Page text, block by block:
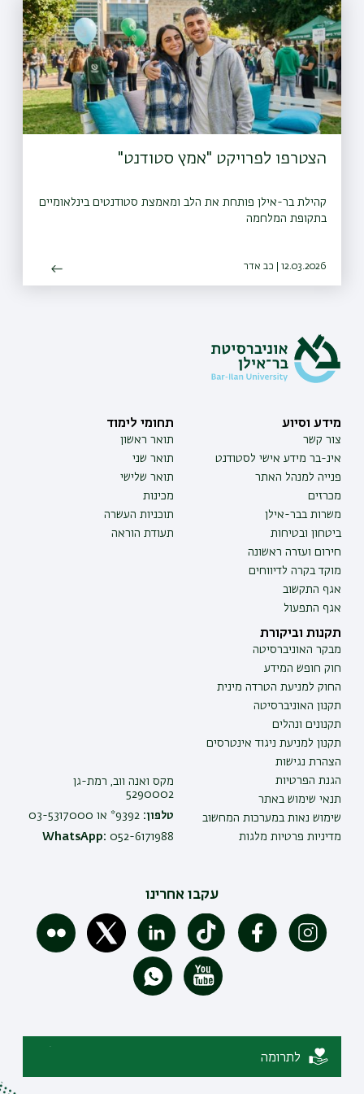
הצטרפו לפרויקט "אמץ סטודנט"
קהילת בר-אילן פותחת את הלב ומאמצת סטודנטים בינלאומיים
בתקופת המלחמה
12.03.2026 | כב אדר
מידע וסיוע
צור קשר
אינ-בר מידע אישי לסטודנט
פנייה למנהל האתר
מכרזים
משרות בבר-אילן
ביטחון ובטיחות
חירום ועזרה ראשונה
מוקד בקרה לדיווחים
אגף התקשוב
אגף התפעול
תחומי לימוד
תואר ראשון
תואר שני
תואר שלישי
מכינות
תוכניות העשרה
תעודת הוראה
תקנות וביקורת
מבקר האוניברסיטה
חוק חופש המידע
החוק למניעת הטרדה מינית
תקנון האוניברסיטה
תקנונים ונהלים
תקנון למניעת ניגוד אינטרסים
הצהרת נגישות
הגנת הפרטיות
תנאי שימוש באתר
שימוש נאות במערכות המחשוב
מדיניות פרטיות מלגות
מקס ואנה ווב, רמת-גן
5290002
טלפון: 9392* או 03-5317000
WhatsApp: 052-6171988
עקבו אחרינו
לתרומה